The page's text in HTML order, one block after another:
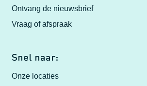
Ontvang de nieuwsbrief
Vraag of afspraak
Snel naar:
Onze locaties